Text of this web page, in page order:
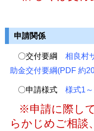
申請関係
〇交付要綱 相良村
助金交付要綱(PDF 約
〇申請様式 様式1
※申請に際し
らかじめご相談